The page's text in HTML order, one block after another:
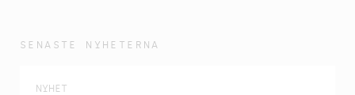
SENASTE NYHETERNA
NYHET